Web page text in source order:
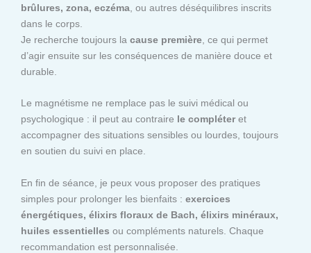
brûlures, zona, eczéma , ou autres déséquilibres inscrits
dans le corps.
Je recherche toujours la cause première , ce qui permet
d’agir ensuite sur les conséquences de manière douce et
durable.
Le magnétisme ne remplace pas le suivi médical ou
psychologique : il peut au contraire le compléteret
accompagner des situations sensibles ou lourdes, toujours
en soutien du suivi en place.
En fin de séance, je peux vous proposer des pratiques
simples pour prolonger les bienfaits : exercices
énergétiques, élixirs floraux de Bach, élixirs minéraux,
huiles essentielles ou compléments naturels. Chaque
recommandation est personnalisée.